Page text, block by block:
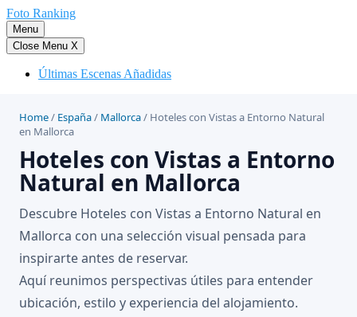
Saltar
al
contenido
Foto Ranking
Menu
Close Menu X
Últimas Escenas Añadidas
Home/ España/ Mallorca/ Hoteles con Vistas a Entorno Natural
en Mallorca
Hoteles con Vistas a Entorno
Natural en Mallorca
Descubre Hoteles con Vistas a Entorno Natural en
Mallorca con una selección visual pensada para
inspirarte antes de reservar.
Aquí reunimos perspectivas útiles para entender
ubicación, estilo y experiencia del alojamiento.